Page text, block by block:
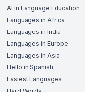
AI in Language Education
Languages in Africa
Languages in India
Languages in Europe
Languages in Asia
Hello in Spanish
Easiest Languages